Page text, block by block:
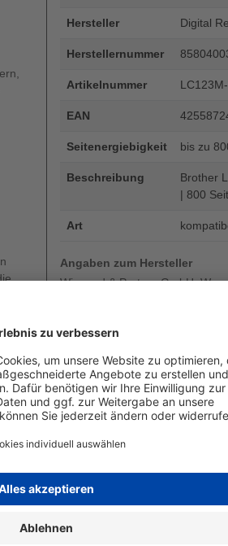
Hersteller Digital
Herstellernummer
Artikelnummer
EAN
Seitenergiebigkeit bis zu
Beschreibung
Brother
| 800
Art
Angaben zum Hersteller
Wiegand & Partner GmbH,
Deutschland, E-Mail: